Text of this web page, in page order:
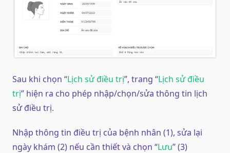
Sau khi chọn “Lịch sử điều trị”, trang “Lịch sử điều
trị” hiện ra cho phép nhập/chọn/sửa thông tin lịch
sử điều trị.
Nhập thông tin điều trị của bệnh nhân (1), sửa lại
ngày khám (2) nếu cần thiết và chọn “Lưu” (3)